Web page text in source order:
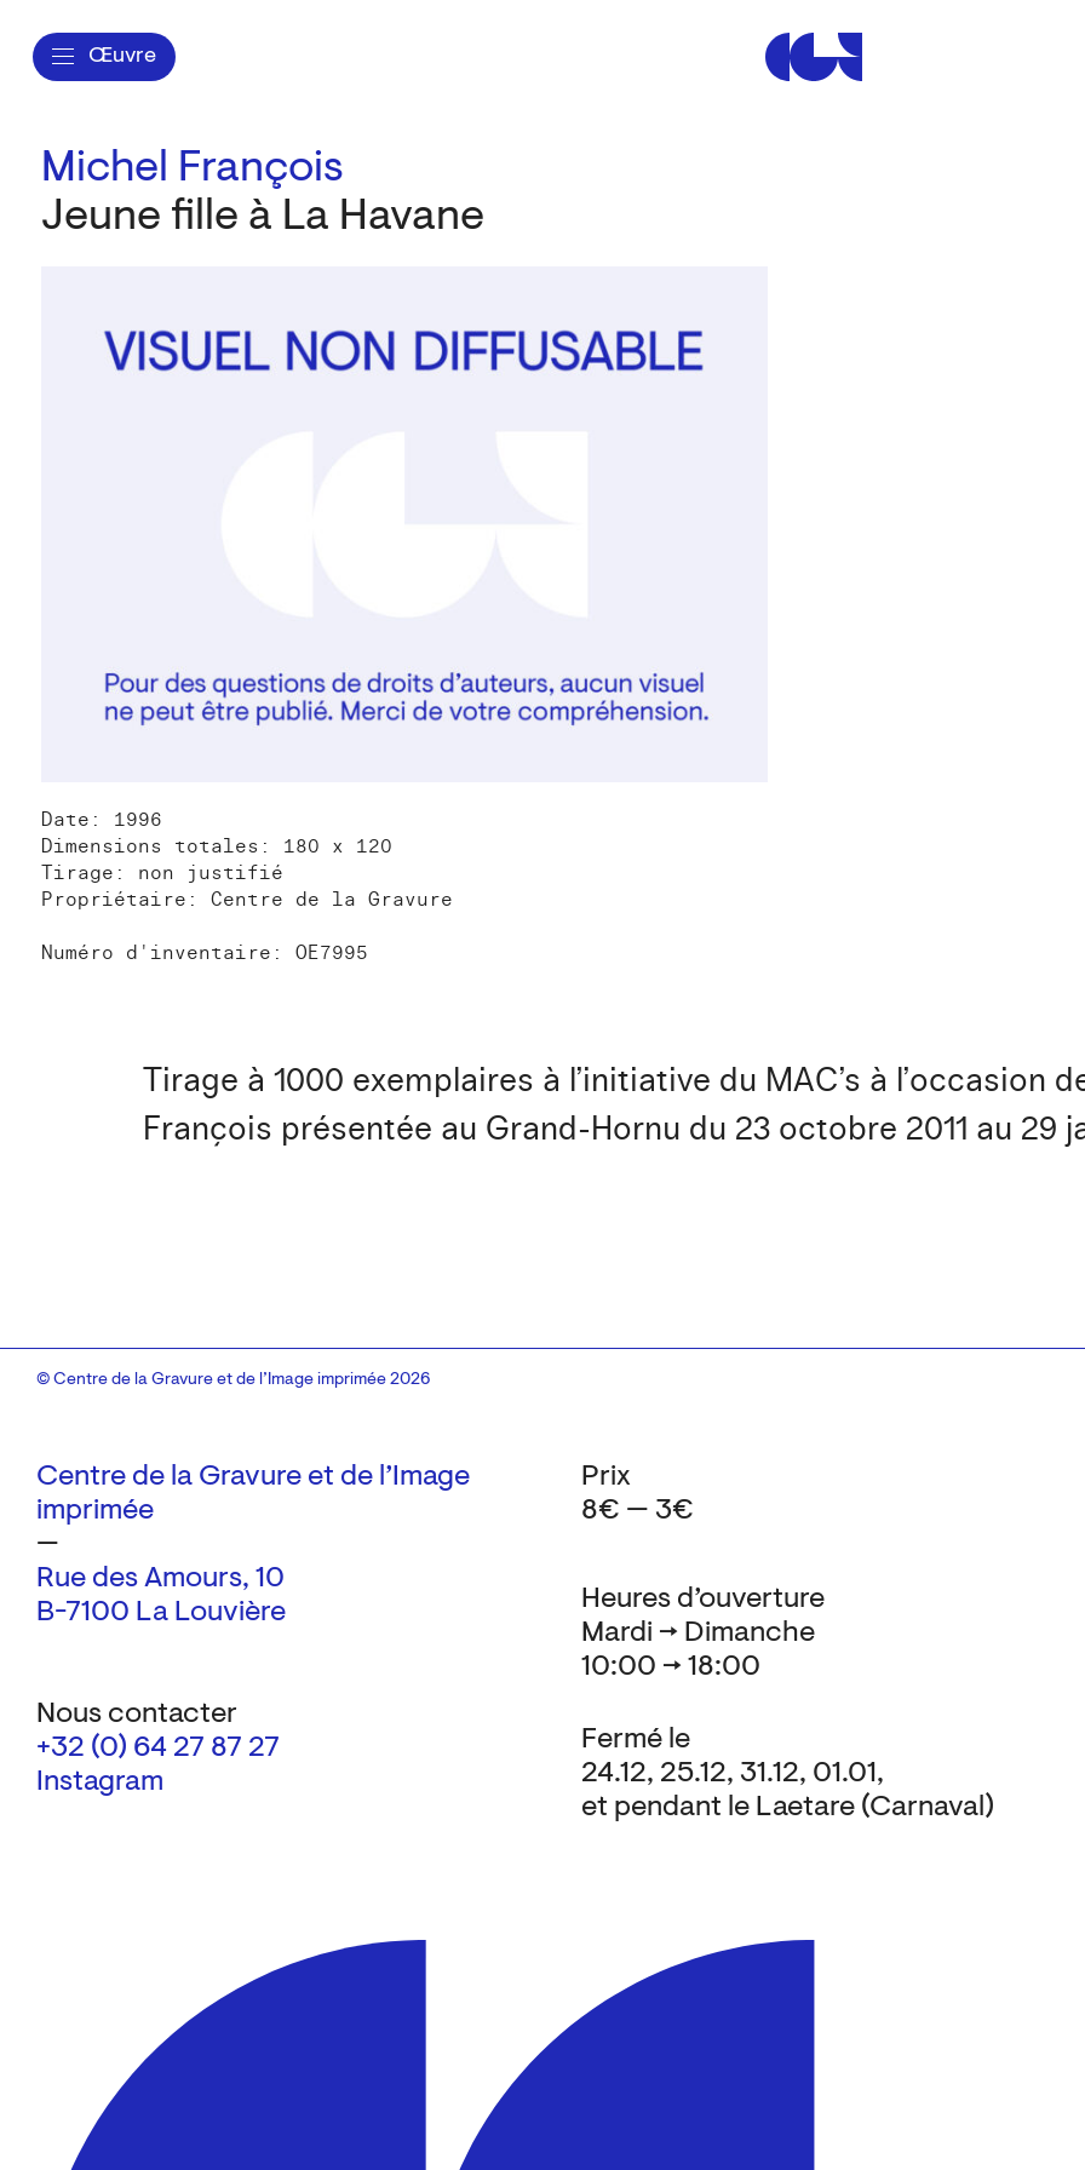
Œuvre Centre de la Gravure et
Michel François
Jeune fille à La Havane
Date: 1996
Dimensions totales: 180 x 120
Tirage: non justifié
Propriétaire: Centre de la Gravure
Numéro d'inventaire: OE7995
Tirage à 1000 exemplaires à l’initiative du MAC’s à l’occasion
François présentée au Grand-Hornu du 23 octobre 2011 au 29
Centre de la Gravure et de l’Image
imprimée
—
Rue des Amours, 10
B-7100 La Louvière
Nous contacter
+32 (0) 64 27 87 27
Instagram
Heures d’ouverture
Mardi → Dimanche
10:00 → 18:00
Fermé le
24.12, 25.12, 31.12, 01.01,
et pendant le Laetare (Carnaval)
Prix
8€ — 3€
© Centre de la Gravure et de l’Image imprimée 2026